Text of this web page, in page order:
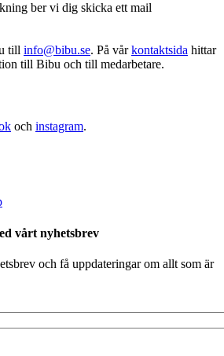
ber vi dig skicka ett mail
till info@bibu.se. På vårkontaktsida hittar
till Bibu och till medarbetare.
och instagram.
vårt nyhetsbrev
och få uppdateringar om allt som är